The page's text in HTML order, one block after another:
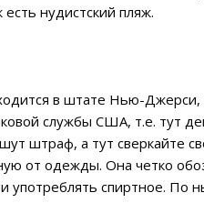
нудистский пляж.
в штате Нью-
службы США, т.е. тут
штраф, а тут сверкайте
от одежды. Она четко
спиртное. По